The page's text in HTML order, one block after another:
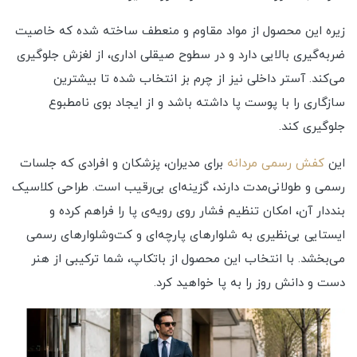
زیره این محصول از مواد مقاوم و منعطف ساخته شده که خاصیت
ضربه‌گیری بالایی دارد و در سطوح صیقلی اداری، از لغزش جلوگیری
می‌کند. آستر داخلی نیز از چرم بز انتخاب شده تا بیشترین
سازگاری را با پوست پا داشته باشد و از ایجاد بوی نامطبوع
جلوگیری کند.
این کفش رسمی مردانه برای مدیران، پزشکان و افرادی که جلسات
رسمی و طولانی‌مدت دارند، گزینه‌ای بی‌رقیب است. طراحی کلاسیک
بنددار آن، امکان تنظیم فشار روی رویه‌ی پا را فراهم کرده و
ایستایی بی‌نظیری به شلوارهای پارچه‌ای و کت‌وشلوارهای رسمی
می‌بخشد. با انتخاب این محصول از باتکاپ، شما ترکیبی از هنر
دست و دانش روز را به پا خواهید کرد.